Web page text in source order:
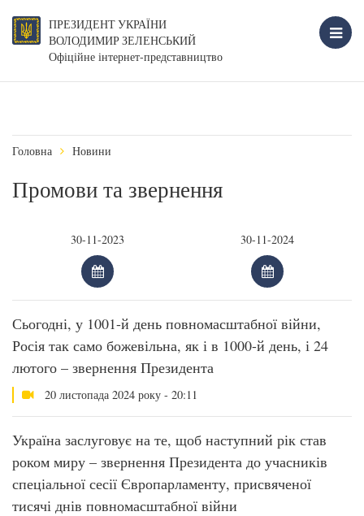
ПРЕЗИДЕНТ УКРАЇНИ
ВОЛОДИМИР ЗЕЛЕНСЬКИЙ
Офіційне інтернет-представництво
Головна Новини
Промови та звернення
Сьогодні, у 1001-й день повномасштабної війни,
Росія так само божевільна, як і в 1000-й день, і 24
лютого – звернення Президента
20 листопада 2024 року - 20:11
Україна заслуговує на те, щоб наступний рік став
роком миру – звернення Президента до учасників
спеціальної сесії Європарламенту, присвяченої
тисячі днів повномасштабної війни